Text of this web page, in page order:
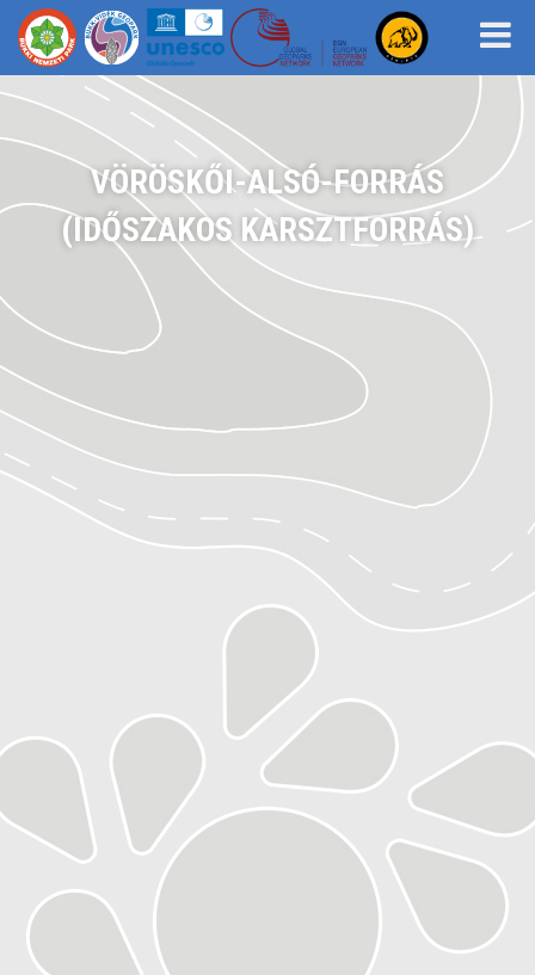
VÖRÖSKŐI-ALSÓ-FORRÁS
(IDŐSZAKOS KARSZTFORRÁS)